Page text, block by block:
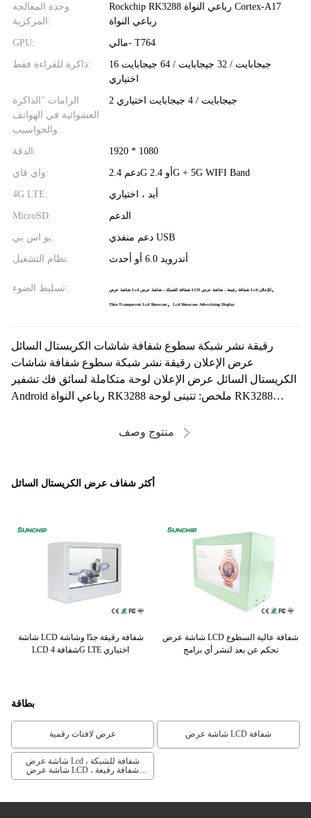
وحدة المعالجة
المركزية:
Rockchip RK3288 رباعي النواة Cortex-A17
رباعي النواة
GPU: مالي- T764
ذاكرة للقراءة فقط:
16 جيجابايت / 32 جيجابايت / 64 جيجابايت
اختياري
الرامات "الذاكرة
العشوائية في الهواتف
والحواسيب:
2 جيجابايت / 4 جيجابايت اختياري
الدقة: 1920 * 1080
واي فاي: دعم 2.4G أو 2.4G + 5G WIFI Band
4G LTE: أيد ، اختياري
MicroSD: الدعم
يو اس بي: دعم منفذي USB
نظام التشغيل: أندرويد 6.0 أو أحدث
تسليط الضوء: شاشة عرض Lcd شفافة للشبكة ، شاشة عرض LCD شفافة رفيعة ، شاشة عرض Lcd للإعلان,
Thin Transparent Lcd Showcase, Lcd Showcase Advertising Display
رقيقة نشر شبكة سطوع شفافة شاشات الكريستال السائل
عرض الإعلان رقيقة نشر شبكة سطوع شفافة شاشات
الكريستال السائل عرض الإعلان لوحة متكاملة لسائق فك تشفير
Android رباعي النواة RK3288 ملخص: تتبنى لوحة RK3288
منتوج وصف
أكثر شفاف عرض الكريستال السائل
شاشة LCD شفافة رقيقة جدًا وشاشة
LCD شفافة 4G LTE اختياري
شاشة عرض LCD شفافة عالية السطوع
تحكم عن بعد لنشر أي برامج
بطاقة
عرض لافتات رقمية شاشة عرض LCD شفافة
شاشة عرض Lcd شفافة للشبكة ،
شاشة عرض LCD شفافة رفيعة ،
شاشة عرض Lcd للإعلان